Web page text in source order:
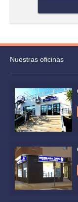
Nuestras oficinas